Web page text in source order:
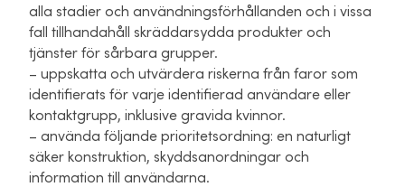
alla stadier och användningsförhållanden och i vissa
fall tillhandahåll skräddarsydda produkter och
tjänster för sårbara grupper.
– uppskatta och utvärdera riskerna från faror som
identifierats för varje identifierad användare eller
kontaktgrupp, inklusive gravida kvinnor.
– använda följande prioritetsordning: en naturligt
säker konstruktion, skyddsanordningar och
information till användarna.